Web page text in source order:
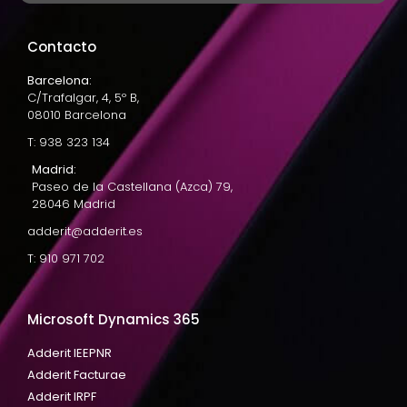
Contacto
Barcelona:
C/Trafalgar, 4, 5º B,
08010 Barcelona
T: 938 323 134
Madrid:
Paseo de la Castellana (Azca) 79,
28046 Madrid
adderit@adderit.es
T: 910 971 702
Microsoft Dynamics 365
Adderit IEEPNR
Adderit Facturae
Adderit IRPF